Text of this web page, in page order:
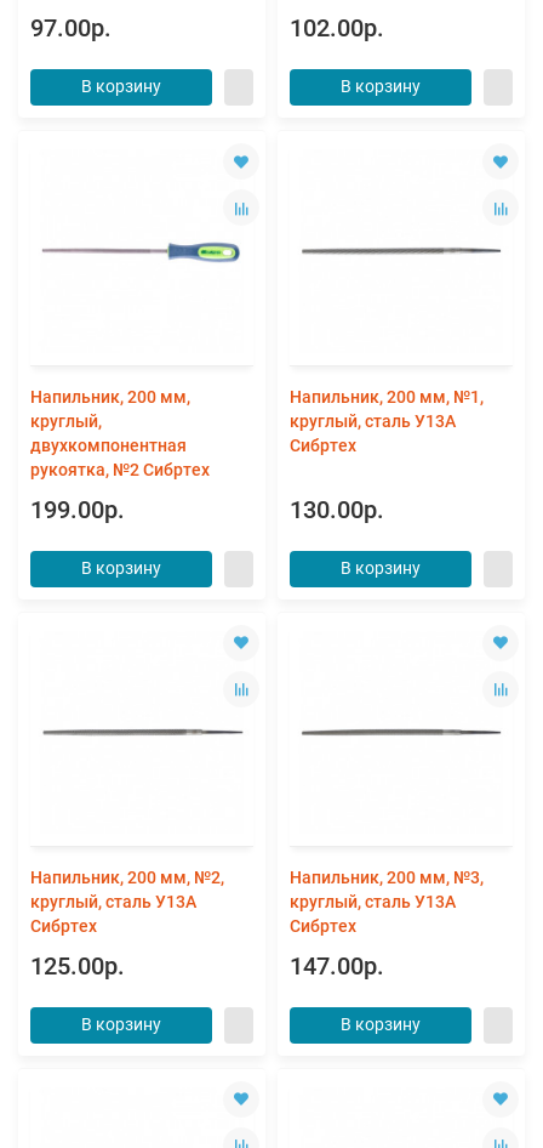
97.00р.
В корзину
102.00р.
В корзину
Напильник, 200 мм,
круглый,
двухкомпонентная
рукоятка, №2 Сибртех
199.00р.
В корзину
Напильник, 200 мм, №1,
круглый, сталь У13А
Сибртех
130.00р.
В корзину
Напильник, 200 мм, №2,
круглый, сталь У13А
Сибртех
125.00р.
В корзину
Напильник, 200 мм, №3,
круглый, сталь У13А
Сибртех
147.00р.
В корзину